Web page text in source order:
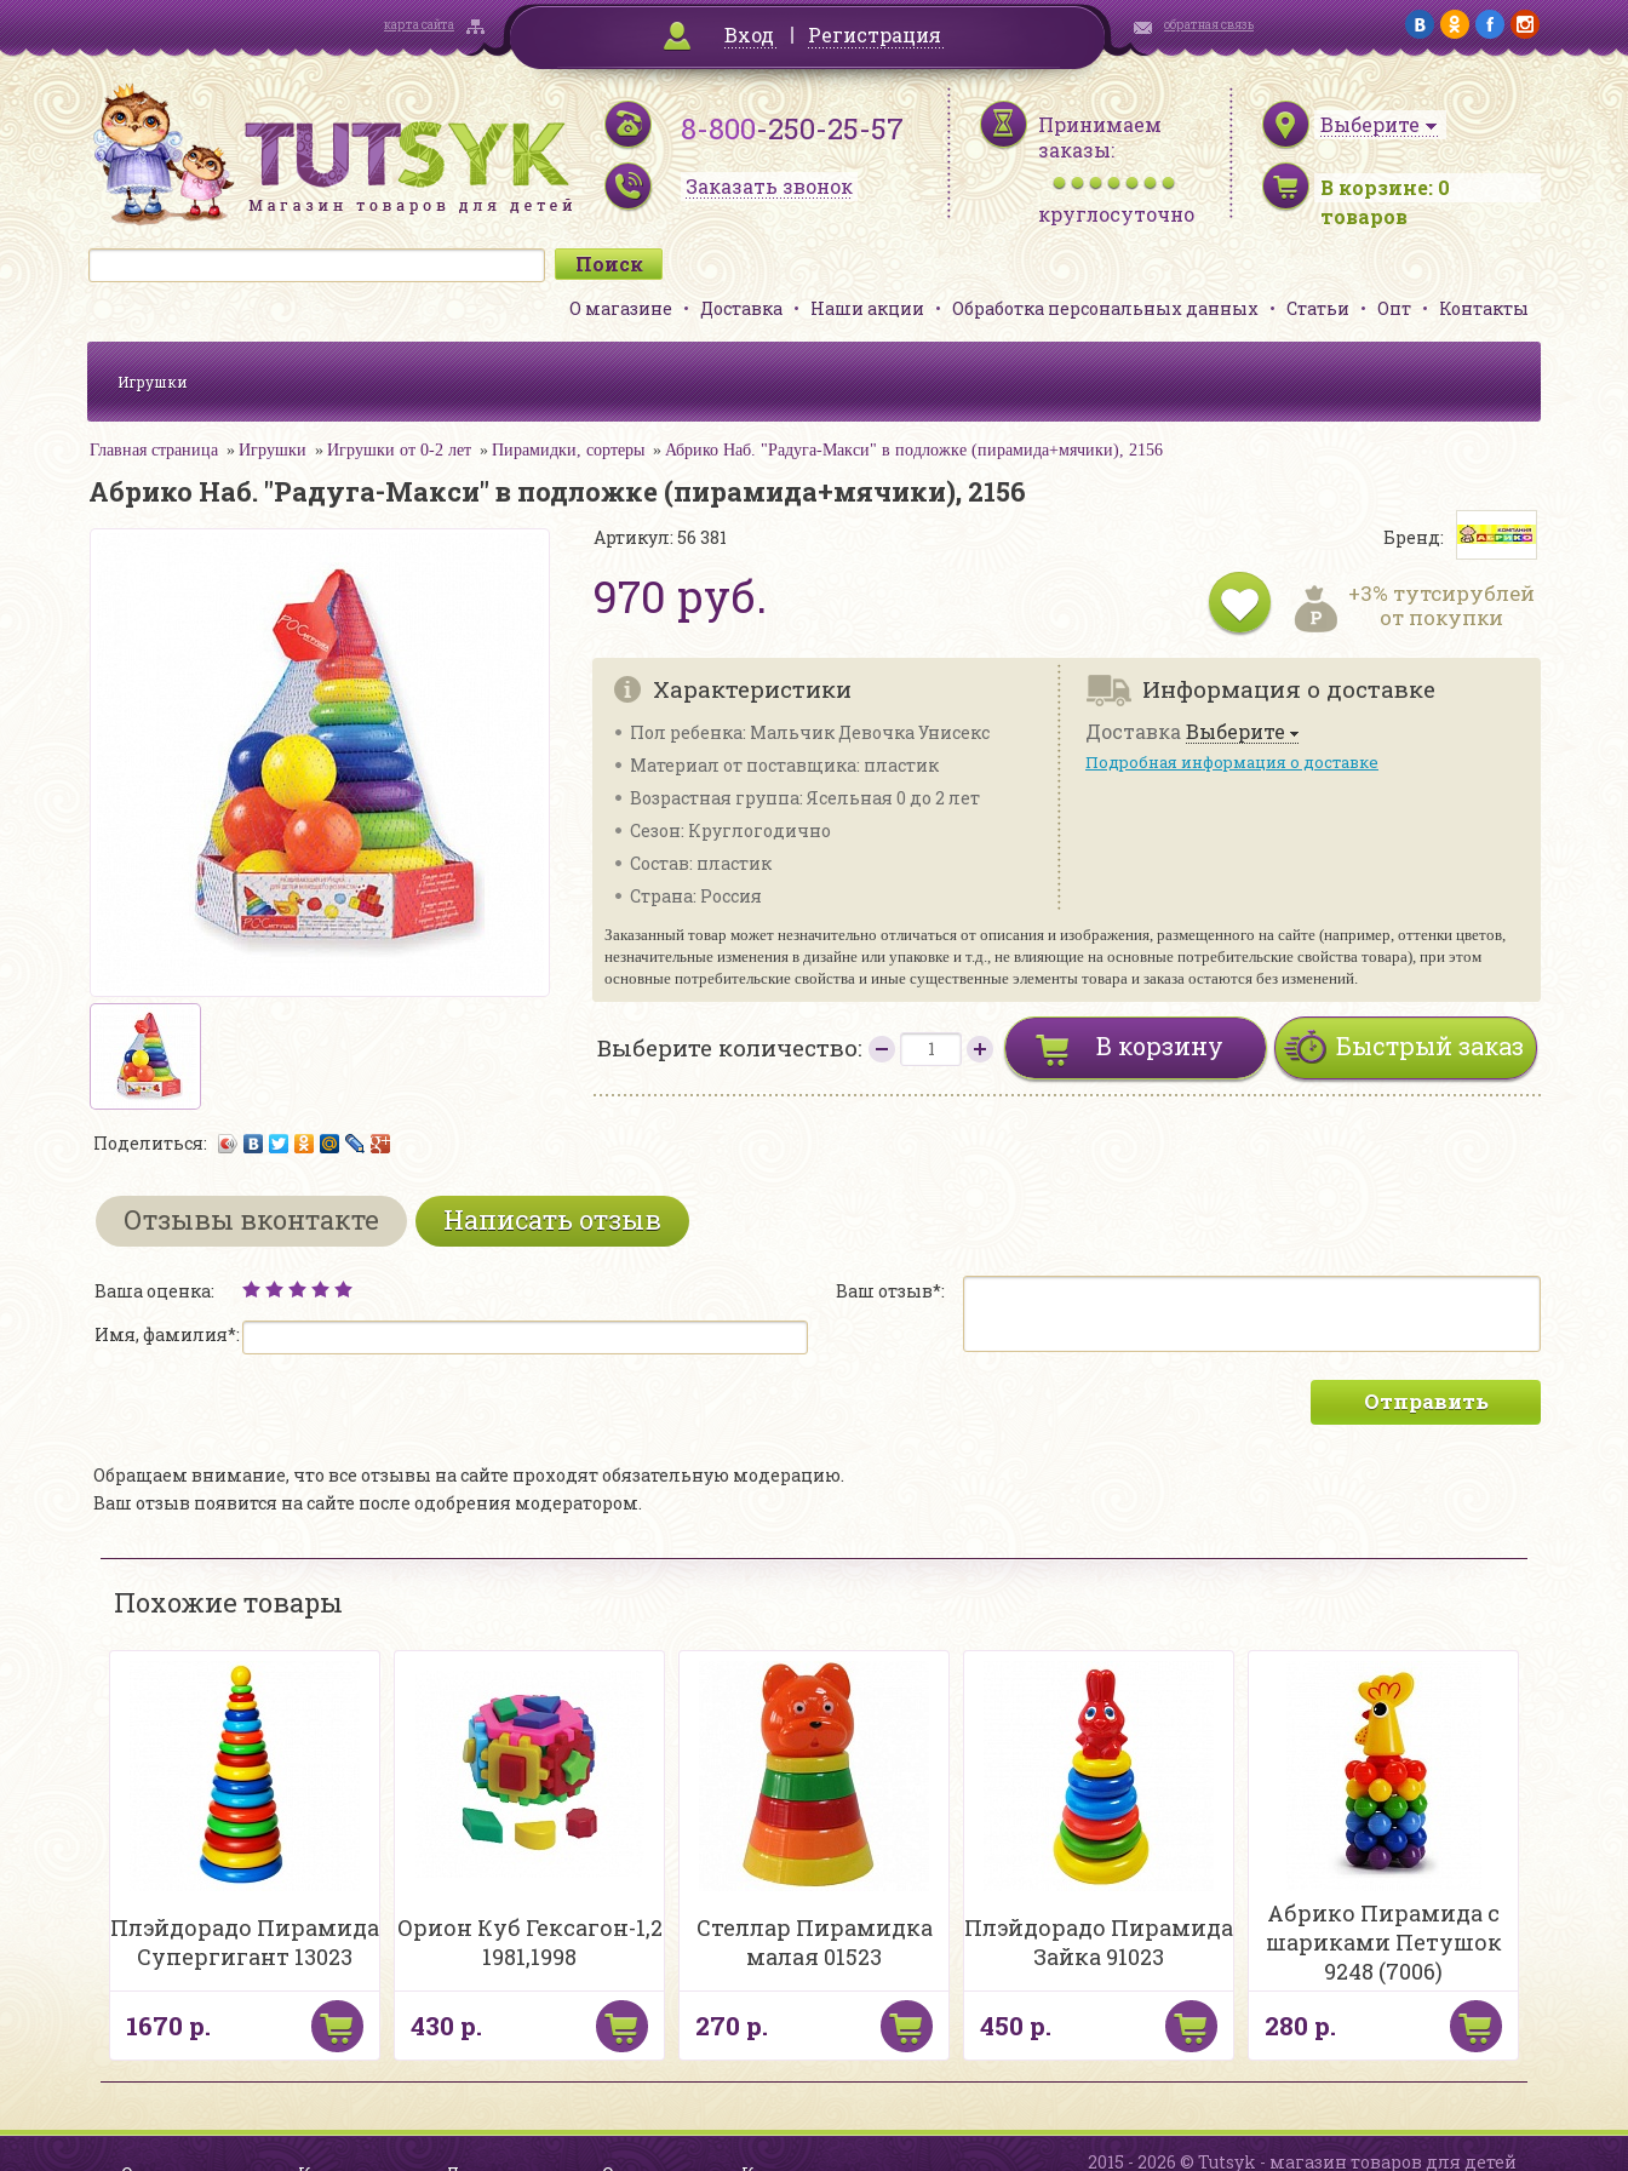
карта сайта Вход Регистрация обратная связь
8-800-250-25-57
Заказать звонок
Принимаем
заказы:
круглосуточно
Выберите
В корзине: 0
товаров
О магазине Доставка Наши акции Обработка персональных данных Статьи Опт Контакты
Игрушки
Главная страница Игрушки Игрушки от 0-2 лет Пирамидки, сортеры Абрико Наб. "Радуга-Макси" в подложке (пирамида+мячики), 2156
Абрико Наб. "Радуга-Макси" в подложке (пирамида+мячики), 2156
Поделиться:
Артикул: 56 381
970 руб.
Бренд:
+3% тутсирублей
от покупки
Характеристики
Пол ребенка: Мальчик Девочка Унисекс
Материал от поставщика: пластик
Возрастная группа: Ясельная 0 до 2 лет
Сезон: Круглогодично
Состав: пластик
Страна: Россия
Информация о доставке
Доставка Выберите
Подробная информация о доставке
Заказанный товар может незначительно отличаться от описания и изображения, размещенного на сайте (например, оттенки цветов,
незначительные изменения в дизайне или упаковке и т.д., не влияющие на основные потребительские свойства товара), при этом
основные потребительские свойства и иные существенные элементы товара и заказа остаются без изменений.
Выберите количество: Быстрый заказ
В корзину
Отзывы вконтакте Написать отзыв
Ваша оценка:
Имя, фамилия*:
Ваш отзыв*:
Отправить
Обращаем внимание, что все отзывы на сайте проходят обязательную модерацию.
Ваш отзыв появится на сайте после одобрения модератором.
Похожие товары
Плэйдорадо Пирамида
Супергигант 13023
1670 р.
Орион Куб Гексагон-1,2
1981,1998
430 р.
Стеллар Пирамидка
малая 01523
270 р.
Плэйдорадо Пирамида
Зайка 91023
450 р.
Абрико Пирамида с
шариками Петушок
9248 (7006)
280 р.
2015 - 2026 © Tutsyk - магазин товаров для детей